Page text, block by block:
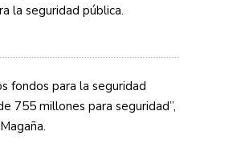
la seguridad pública.
fondos para la seguridad
755 millones para seguridad”,